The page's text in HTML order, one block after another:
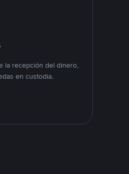
la recepción del dinero,
en custodia.